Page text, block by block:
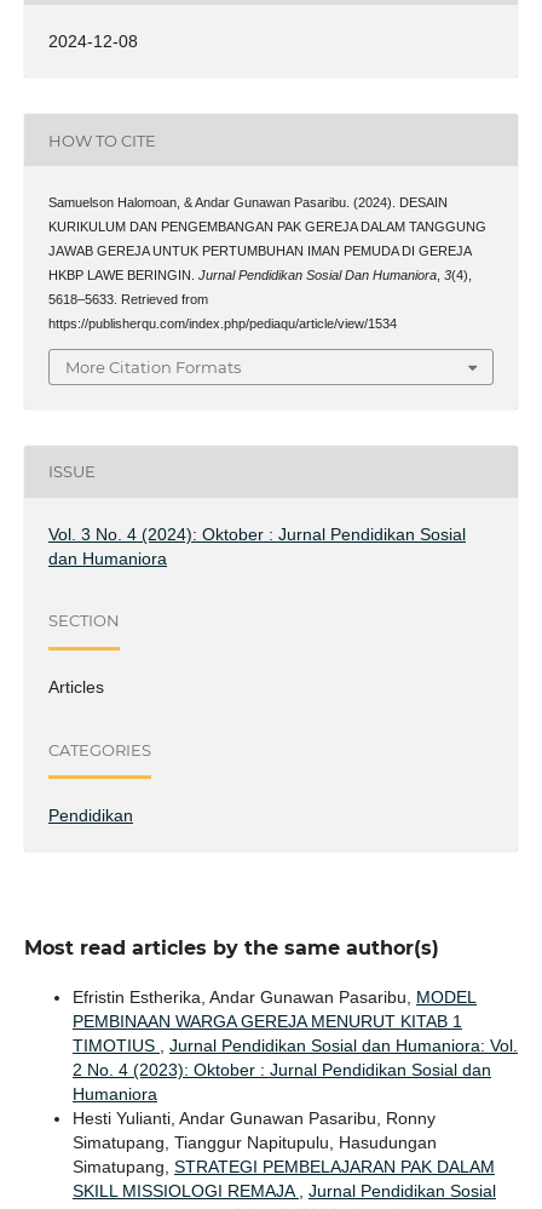
2024-12-08
HOW TO CITE
Samuelson Halomoan, & Andar Gunawan Pasaribu. (2024). DESAIN
KURIKULUM DAN PENGEMBANGAN PAK GEREJA DALAM TANGGUNG
JAWAB GEREJA UNTUK PERTUMBUHAN IMAN PEMUDA DI GEREJA
HKBP LAWE BERINGIN. Jurnal Pendidikan Sosial Dan Humaniora, 3(4),
5618–5633. Retrieved from
https://publisherqu.com/index.php/pediaqu/article/view/1534
More Citation Formats
ISSUE
Vol. 3 No. 4 (2024): Oktober : Jurnal Pendidikan Sosial
dan Humaniora
SECTION
Articles
CATEGORIES
Pendidikan
Most read articles by the same author(s)
Efristin Estherika, Andar Gunawan Pasaribu, MODEL
PEMBINAAN WARGA GEREJA MENURUT KITAB 1
TIMOTIUS
Jurnal Pendidikan Sosial dan Humaniora: Vol.
2 No. 4 (2023): Oktober : Jurnal Pendidikan Sosial dan
Humaniora
Hesti Yulianti, Andar Gunawan Pasaribu, Ronny
Simatupang, Tianggur Napitupulu, Hasudungan
Simatupang, STRATEGI PEMBELAJARAN PAK DALAM
SKILL MISSIOLOGI REMAJA
Jurnal Pendidikan Sosial